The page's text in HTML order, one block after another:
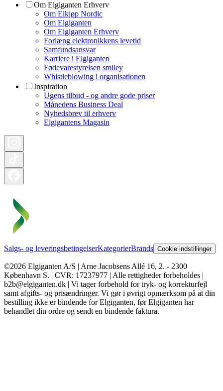
Om Elgiganten Erhverv
Om Elkjøp Nordic
Om Elgiganten
Om Elgiganten Erhverv
Forlæng elektronikkens levetid
Samfundsansvar
Karriere i Elgiganten
Fødevarestyrelsen smiley
Whistleblowing i organisationen
Inspiration
Ugens tilbud - og andre gode priser
Månedens Business Deal
Nyhedsbrev til erhverv
Elgigantens Magasin
Salgs- og leveringsbetingelserKategorierBrands Cookie indstillinger
©2026 Elgiganten A/S | Arne Jacobsens Allé 16, 2. - 2300
København S. | CVR: 17237977 | Alle rettigheder forbeholdes |
b2b@elgiganten.dk | Vi tager forbehold for tryk- og korrekturfejl
samt afgifts- og prisændringer. Vi gør i øvrigt opmærksom på at din
bestilling ikke er bindende for Elgiganten, før Elgiganten har
behandlet din ordre og sendt en bindende faktura.